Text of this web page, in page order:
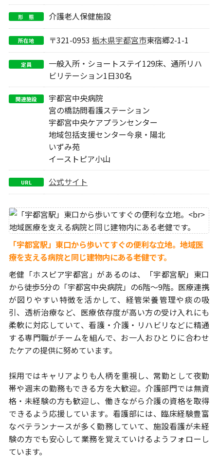
形 態 介護老人保健施設
所在地 〒321-0953 栃木県宇都宮市東宿郷2-1-1
定員
一般入所・ショートステイ129床、通所リハ
ビリテーション1日30名
関連施設
宇都宮中央病院
宮の橋訪問看護ステーション
宇都宮中央ケアプランセンター
地域包括支援センター今泉・陽北
いずみ苑
イーストピア小山
URL 公式サイト
「宇都宮駅」東口から歩いてすぐの便利な立地。 地域医
療を支える病院と同じ建物内にある老健です。
老健「ホスピア宇都宮」があるのは、「宇都宮駅」東口
から徒歩5分の 「宇都宮中央病院」の6階～9階。医療連携
が図りやすい特徴を活かして、 経管栄養管理や痰の吸
引、透析治療など、医療依存度が高い方の受け入れにも
柔軟に対応していて、看護・介護・リハビリなどに精通
する専門職がチームを組んで、お一人おひとりに合わせ
たケアの提供に努めています。
採用ではキャリアよりも人柄を重視し、常勤として夜勤
帯や週末の勤務もできる方を大歓迎。介護部門では無資
格・未経験の方も歓迎し、 働きながら介護の資格を取得
できるよう応援しています。 看護部には、臨床経験豊富
なベテランナースが多く勤務していて、施設看護が未経
験の方でも安心して業務を覚えていけるようフォローし
ています。